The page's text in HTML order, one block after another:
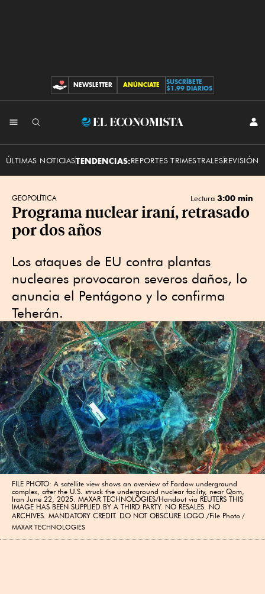
CONTRIBUCIONES
NEWSLETTER ANÚNCIATE
SUSCRÍBETE
$1.99 DIARIOS
El
ÚLTIMAS NOTICIASTENDENCIAS:REPORTES TRIMESTRALESREVISIÓN
GEOPOLÍTICA Lectura 3:00 min
Programa nuclear iraní, retrasado
por dos años
Los ataques de EU contra plantas
nucleares provocaron severos daños, lo
anuncia el Pentágono y lo confirma
Teherán.
FILE PHOTO: A satellite view shows an overview of Fordow underground
complex, after the U.S. struck the underground nuclear facility, near Qom,
Iran June 22, 2025. MAXAR TECHNOLOGIES/Handout via REUTERS THIS
IMAGE HAS BEEN SUPPLIED BY A THIRD PARTY. NO RESALES. NO
ARCHIVES. MANDATORY CREDIT. DO NOT OBSCURE LOGO./File Photo
MAXAR TECHNOLOGIES